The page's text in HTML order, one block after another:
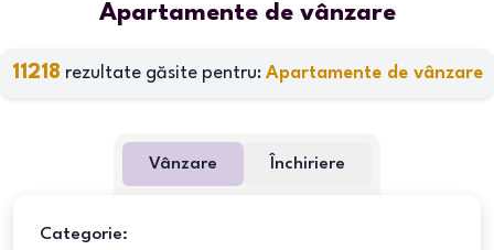
Apartamente de vânzare
11218 rezultate găsite pentru: Apartamente de vânzare
Vânzare Închiriere
Categorie: